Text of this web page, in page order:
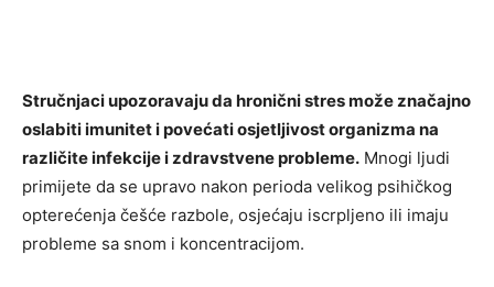
Stručnjaci upozoravaju da hronični stres može značajno
oslabiti imunitet i povećati osjetljivost organizma na
različite infekcije i zdravstvene probleme. Mnogi ljudi
primijete da se upravo nakon perioda velikog psihičkog
opterećenja češće razbole, osjećaju iscrpljeno ili imaju
probleme sa snom i koncentracijom.